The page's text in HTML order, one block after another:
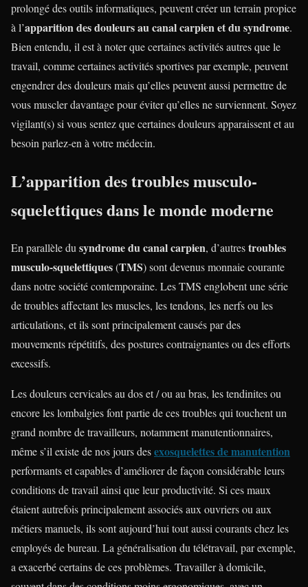
prolongé des outils informatiques, peuvent créer un terrain propice
à l’apparition des douleurs au canal carpien et du syndrome.
Bien entendu, il est à noter que certaines activités autres que le
travail, comme certaines activités sportives par exemple, peuvent
engendrer des douleurs mais qu’elles peuvent aussi permettre de
vous muscler davantage pour éviter qu’elles ne surviennent. Soyez
vigilant(s) si vous sentez que certaines douleurs apparaissent et au
besoin parlez-en à votre médecin.
L’apparition des troubles musculo-
squelettiques dans le monde moderne
En parallèle dusyndrome du canal carpien, d’autrestroubles
musculo-squelettiques(TMS) sont devenus monnaie courante
dans notre société contemporaine. Les TMS englobent une série
de troubles affectant les muscles, les tendons, les nerfs ou les
articulations, et ils sont principalement causés par des
mouvements répétitifs, des postures contraignantes ou des efforts
excessifs.
Les douleurs cervicales au dos et / ou au bras, les tendinites ou
encore les lombalgies font partie de ces troubles qui touchent un
grand nombre de travailleurs, notamment manutentionnaires,
même s’il existe de nos jours desexosquelettes de manutention
performants et capables d’améliorer de façon considérable leurs
conditions de travail ainsi que leur productivité. Si ces maux
étaient autrefois principalement associés aux ouvriers ou aux
métiers manuels, ils sont aujourd’hui tout aussi courants chez les
employés de bureau. La généralisation du télétravail, par exemple,
a exacerbé certains de ces problèmes. Travailler à domicile,